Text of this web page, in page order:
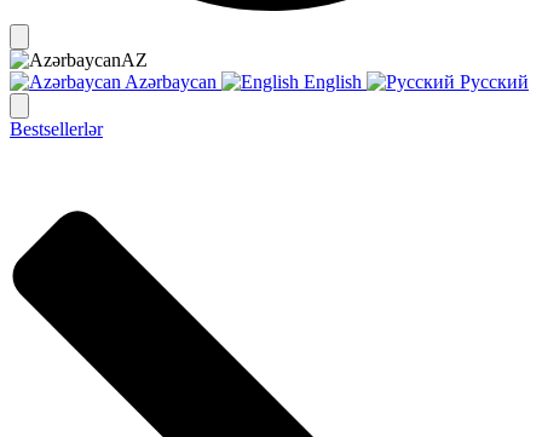
AZ
Azərbaycan
English Русский
Bestsellerlər